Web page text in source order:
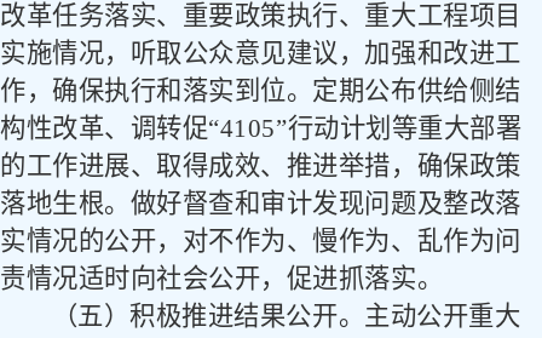
改革任务落实、重要政策执行、重大工程项目
实施情况，听取公众意见建议，加强和改进工
作，确保执行和落实到位。定期公布供给侧结
构性改革、调转促“4105”行动计划等重大部署
的工作进展、取得成效、推进举措，确保政策
落地生根。做好督查和审计发现问题及整改落
实情况的公开，对不作为、慢作为、乱作为问
责情况适时向社会公开，促进抓落实。
（五）积极推进结果公开。 主动公开重大